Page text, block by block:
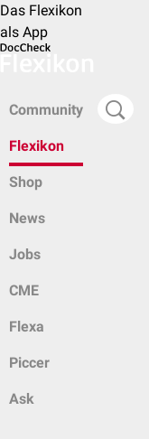
Das Flexikon
als App
Community
Flexikon
Shop
News
Jobs
CME
Flexa
Piccer
Ask